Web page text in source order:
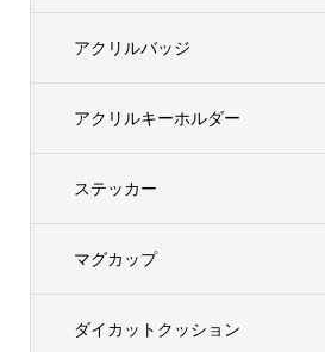
アクリルバッジ
アクリルキーホルダー
ステッカー
マグカップ
ダイカットクッション